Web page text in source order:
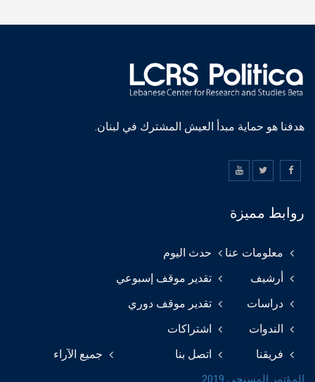
هدفنا هو حماية مبدأ العيش المشترك في لبنان.
روابط مميزة
معلومات عنا
أرشيف
دراسات
الندوات
فريقنا
حدث اليوم
تقدير موقف إسبوعي
تقدير موقف دوري
اشتراكات
اتصل بنا
جميع الآراء
المؤتمر المسيحي 2019